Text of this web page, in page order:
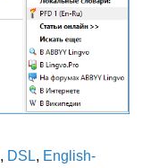
, DSL, English-